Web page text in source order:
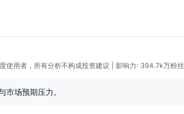
使用者，所有分析不构成投资建议 | 影响力: 394.7k万粉丝
市场预期压力。